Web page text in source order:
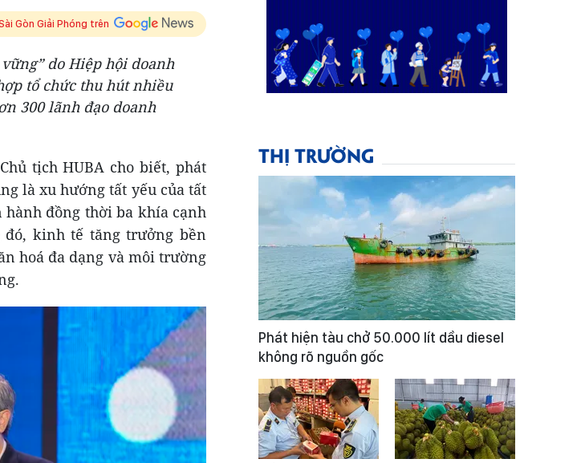
Gòn Giải Phóng trên
do Hiệp hội doanh
tổ chức thu hút nhiều
300 lãnh đạo doanh
tịch HUBA cho biết, phát
là xu hướng tất yếu của tất
đồng thời ba khía cạnh
kinh tế tăng trưởng bền
hoá đa dạng và môi trường
THỊ TRƯỜNG
Phát hiện tàu chở 50.000 lít dầu diesel
không rõ nguồn gốc